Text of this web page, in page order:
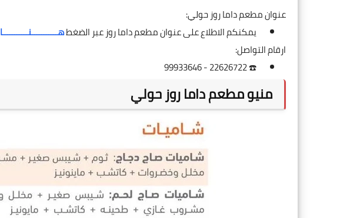
عنوان مطعم داما روز حولي:
يمكنكم الاطلاع على عنوان مطعم داما روز عبر الضغطهـــــــــــنـــــــــــا
ارقام التواصل:
☎️ 22626722 - 99933646
منيو مطعم داما روز حولي